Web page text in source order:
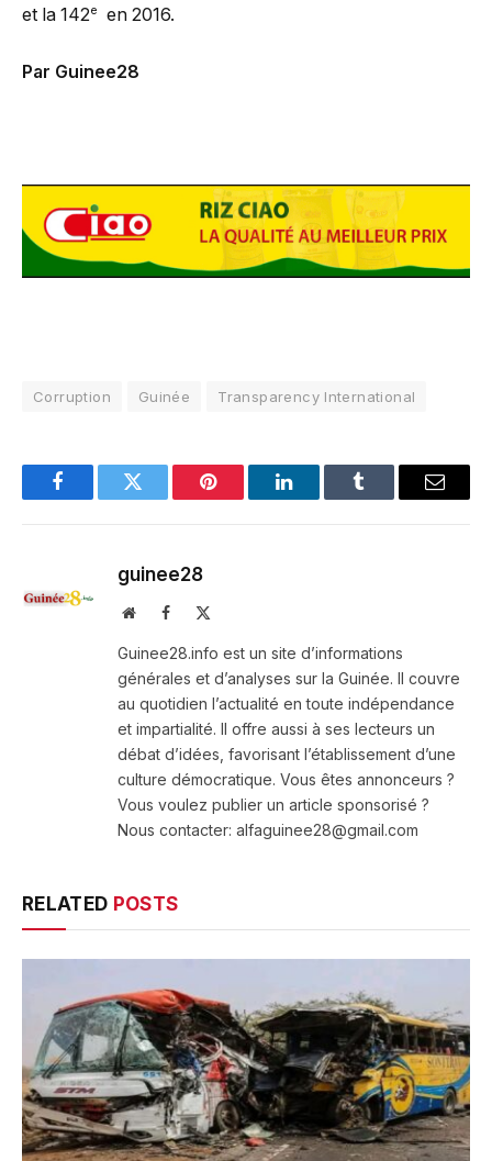
et la 142e en 2016.
Par Guinee28
Corruption Guinée Transparency International
FacebookTwitter Pinterest LinkedInTumblr Email
guinee28
WebsiteFacebook
Guinee28.info est un site d’informations
générales et d’analyses sur la Guinée. Il couvre
au quotidien l’actualité en toute indépendance
et impartialité. Il offre aussi à ses lecteurs un
débat d’idées, favorisant l’établissement d’une
culture démocratique. Vous êtes annonceurs ?
Vous voulez publier un article sponsorisé ?
Nous contacter: alfaguinee28@gmail.com
RELATED POSTS